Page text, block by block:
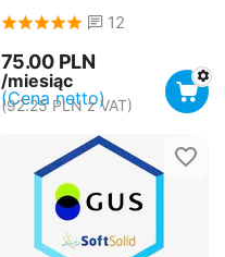
miesięczna
(subskrypcja)
12
75.00 PLN
/miesiąc
(Cena netto)
(92.25 PLNz VAT)